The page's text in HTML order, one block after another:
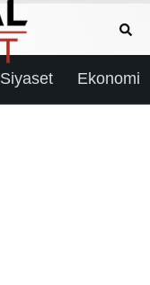
Siyaset Ekonomi